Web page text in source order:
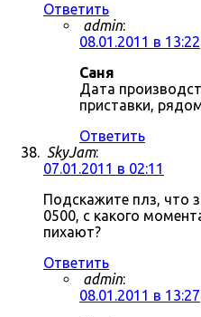
Ответить
admin:
08.01.2011 в 13:22
Саня
Дата
приставки,
Ответить
SkyJam:
07.01.2011 в 02:11
Подскажите плз, что
0500, с какого
пихают?
Ответить
admin:
08.01.2011 в 13:27